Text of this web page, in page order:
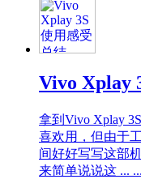
Vivo Xplay
拿到Vivo Xplay
喜欢用，但由于
间好好写写这部
来简单说说这 ... ...